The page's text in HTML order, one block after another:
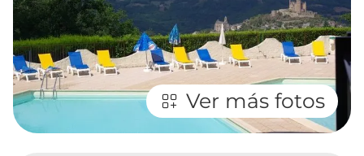
Ver más fotos